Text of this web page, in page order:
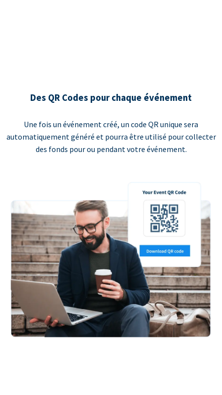
Des QR Codes pour chaque événement
Une fois un événement créé, un code QR unique sera
automatiquement généré et pourra être utilisé pour collecter
des fonds pour ou pendant votre événement.